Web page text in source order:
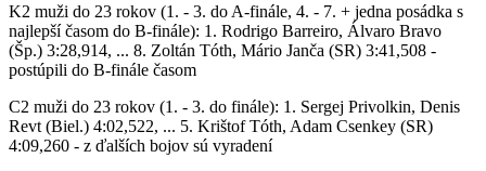
K2 muži do 23 rokov (1. - 3. do A-finále, 4. - 7. + jedna posádka s
najlepší časom do B-finále): 1. Rodrigo Barreiro, Álvaro Bravo
(Šp.) 3:28,914, ... 8. Zoltán Tóth, Mário Janča (SR) 3:41,508 -
postúpili do B-finále časom
C2 muži do 23 rokov (1. - 3. do finále): 1. Sergej Privolkin, Denis
Revt (Biel.) 4:02,522, ... 5. Krištof Tóth, Adam Csenkey (SR)
4:09,260 - z ďalších bojov sú vyradení